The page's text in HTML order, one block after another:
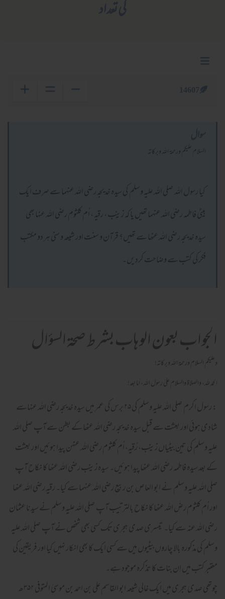
کی تعداد
السلام عليكم ورحمة الله وبركاته
کیا رسول اللہ صلی اللہ علیہ وسلم کی سیدہ خدیجہ رضی اللہ عنہما سے صرف ایک
بیٹی فاطمہ رضی اللہ عنہما تھیں یا کہ زینب ، رقیہ ، اُم کلثوم رضی اللہ عنہا بھی
سیدہ خدیجہ رضی اللہ عنھا سے تھیں؟ قرآن و سنت اور شیعہ و سنی ہر دو مکتب
فکر کی کتب سے وضاحت کردیں۔
الجواب بعون الوهاب بشرط صحة السؤال
وعلیکم السلام ورحمة اللہ وبرکاته!
الحمد لله، والصلاة والسلام علىٰ رسول الله، أما بعد!
: رسول اکرم صلی اللہ علیہ وسلم کی ۲۵ برس کی عمر میں سیدہ خدیجہ رضی اللہ عنہاسے
شادی ہوئی اور بعثت سے قبل سیدہ خدیجہ رضی اللہ عنھا کے بطن سے آپ صلی اللہ
علیہ وسلم کی تین بیٹیاں زینب، رُقیہ، اُم کلثوم رضی اللہ عنہُن پیدا ہوئیں اور بعثت
کے بعد سیدہ فاطمہ رضی اللہ عنھا پیدا ہوئیں۔ سیدہ زینب رضی اللہ عنھا کا نکاح آپ
صلی اللہ علیہ وسلم نے ابو العاص بن ربیع رضی اللہ عنہما سے کیا۔ رقیہ رضی اللہ عنھا
اور اُم کلثوم رضٰ اللہ عنھا کا نکاح بالترتیب آپ صلی اللہ علیہ وسلم نے سیدنا عثمان
رضی اللہ عنہ سے کیا۔ تیسری صدی ہجری تک کسی بھی شخص نے آپ صلی اللہ علیہ
وسلم کی مذکورہ بالا چاروں بیٹیوں میں سے کسی ایک کا بھی انکار نہیں کیا اور فریقین کی
معتبر کتب میں اِن بنات کا تذکرہ موجود ہے۔
چوتھی صدی ہجری میں ایک غالی شیعہ ابو القاسم علی بن احمد بن موسیٰ المتوفی ۳۵۲ھ